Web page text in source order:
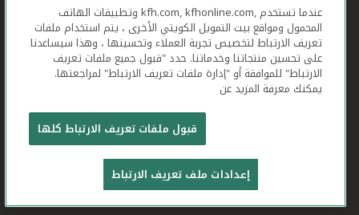
تواصل معنا
بيت التمويل الكويتي جميع الحقوق محفوظة © 2026
شروط وأحكام استخدام الموقع الإلكتروني
تعريف الارتباط بيان الخصوصية
عندما تستخدم ,kfh.com, kfhonline.com وتطبيقات الهاتف
المحمول ومواقع بيت التمويل الكويتي الأخرى ، يتم استخدام ملفات
تعريف الارتباط لتخصيص تجربة العملاء وتحسينها ، وهذا سيساعدنا
على تحسين منتجاتنا وخدماتنا. حدد "قبول جميع ملفات تعريف
الارتباط" للموافقة أو "إدارة ملفات تعريف الارتباط" لمراجعتها.
يمكنك معرفة المزيد عن
قبول ملفات تعريف الارتباط كلها
إعدادات ملف تعريف الارتباط